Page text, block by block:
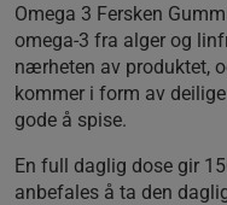
Omega 3 Fersken
omega-3 fra alger og
nærheten av produktet,
kommer i form av
gode å spise.
En full daglig dose gir
anbefales å ta den